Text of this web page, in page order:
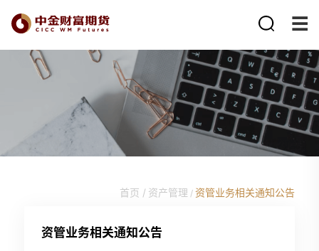
首页 / 资产管理 / 资管业务相关通知公告
资管业务相关通知公告